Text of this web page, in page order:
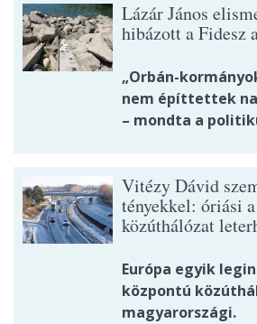
Lázár János
hibázott a Fidesz
„Orbán-
nem építtettek
– mondta a
Vitézy Dávid
tényekkel: óriási
közúthálózat
Európa egyik
központú
magyarországi.